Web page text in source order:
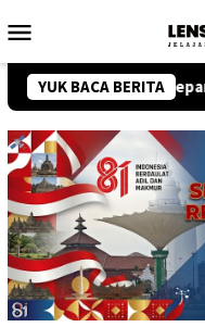
ke
Mobile
YUK BACA BERITA
Putih Sepanjang 400